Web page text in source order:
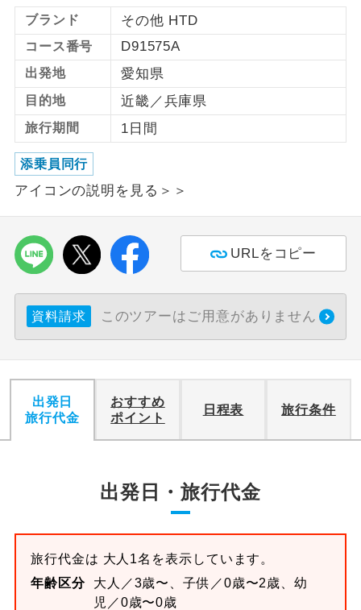
ブランド その他 HTD
コース番号 D91575A
出発地 愛知県
目的地 近畿／兵庫県
旅行期間 1日間
添乗員同行
アイコンの説明を見る＞＞
URLをコピー
資料請求 このツアーはご用意がありません
出発日
旅行代金
おすすめ
ポイント
日程表 旅行条件
出発日・旅行代金
旅行代金は 大人1名を表示しています。
年齢区分
大人／3歳〜、子供／0歳〜2歳、幼
児／0歳〜0歳
2名様催行
2名様から出発可能な個人型プランで
す。
おひとり様参
加限定
おひとり様限定でご参加いただけるコー
スです。
1名様1室同代
金
1名様1室利用でも追加料金がかからない
ご夫婦限定
ご夫婦限定でご参加いただけるコースで
女性限定
女性限定でご参加いただけるコースで
す。
年齢制限あり
利用航空会社が指定なので、ご出発の計
ホテル指定
す。
おひとり様バ